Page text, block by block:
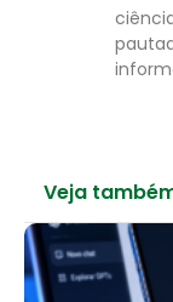
Veja